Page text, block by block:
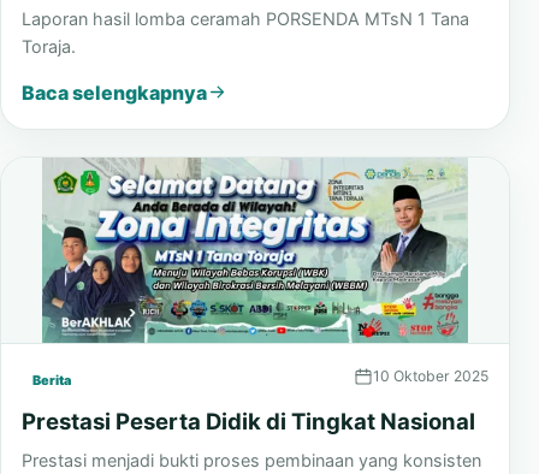
Berita 10 Desember 2025
Pengumuman Hasil Lomba Ceramah
Laporan hasil lomba ceramah PORSENDA MTsN 1 Tana
Toraja.
Baca selengkapnya
Berita 10 Oktober 2025